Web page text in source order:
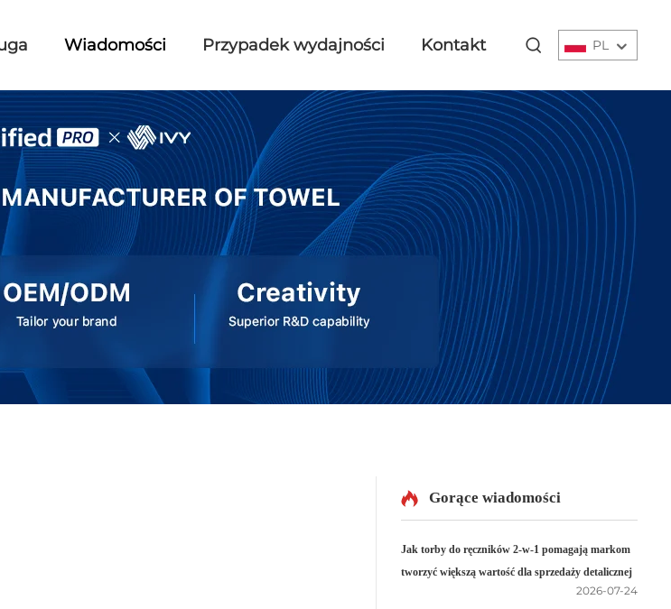
Wiadomości Przypadek wydajności Kontakt PL
Gorące wiadomości
Jak torby do ręczników 2-w-1 pomagają markom
tworzyć większą wartość dla sprzedaży detalicznej
2026-07-24